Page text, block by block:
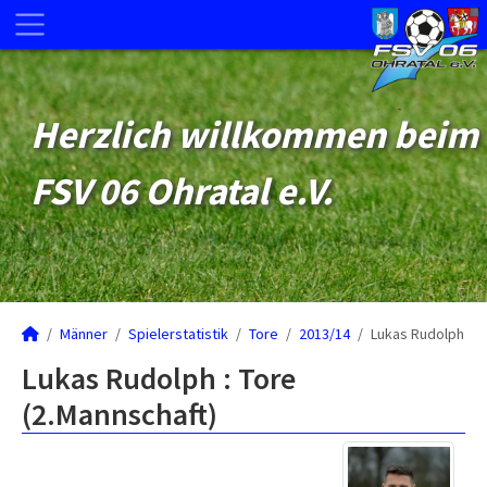
Herzlich willkommen beim
FSV 06 Ohratal e.V.
Männer Spielerstatistik Tore 2013/14 Lukas Rudolph
Lukas Rudolph : Tore
(2.Mannschaft)